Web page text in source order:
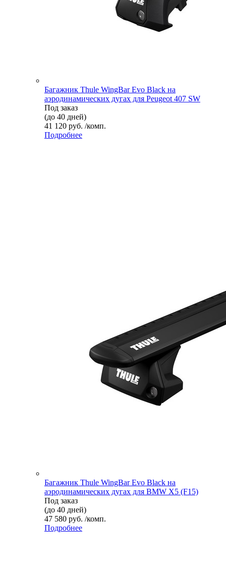
Багажник Thule WingBar Evo Black на
аэродинамических дугах для Peugeot 407 SW
Под заказ
(до 40 дней)
41 120 руб. /комп.
Подробнее
Багажник Thule WingBar Evo Black на
аэродинамических дугах для BMW X5 (F15)
Под заказ
(до 40 дней)
47 580 руб. /комп.
Подробнее